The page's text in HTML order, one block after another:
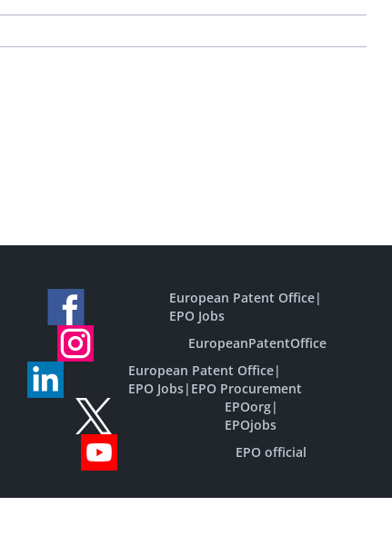
European Patent Office|
EPO Jobs
EuropeanPatentOffice
European Patent Office|
EPO Jobs| EPO Procurement
EPOorg|
EPOjobs
EPO official